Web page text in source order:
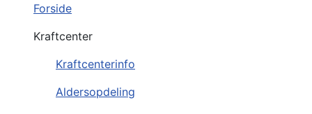
Forside
Kraftcenter
Kraftcenterinfo
Aldersopdeling